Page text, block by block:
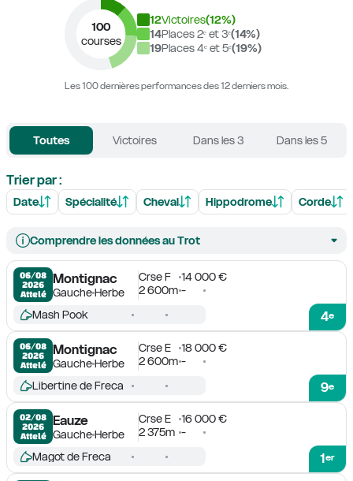
100
courses
12Victoires(12%)
14Places 2ᵉ et 3ᵉ(14%)
19Places 4ᵉ et 5ᵉ(19%)
Les 100 dernières performances des 12 derniers mois.
Toutes Victoires Dans les 3 Dans les 5
Trier par :
Date Spécialité Cheval Hippodrome Corde
Comprendre les données au Trot
06/08
2026
Attelé
Montignac
GaucheHerbe
Crse F
14 000 €
2 600m -
4e
Mash Pook
06/08
2026
Attelé
Montignac
GaucheHerbe
Crse E
18 000 €
2 600m -
9e
Libertine de Freca
02/08
2026
Attelé
Eauze
GaucheHerbe
Crse E
16 000 €
2 375m -
1er
Magot de Freca